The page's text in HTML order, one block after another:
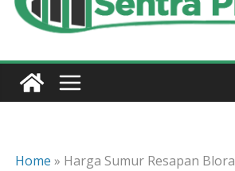
Home » Harga Sumur Resapan Blora